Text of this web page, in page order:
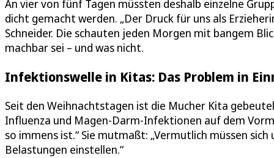
An vier von fünf Tagen müssten deshalb einzelne
dicht gemacht werden. „Der Druck für uns als
Schneider. Die schauten jeden Morgen mit bangem
machbar sei – und was nicht.
Infektionswelle in Kitas: Das Problem in
Seit den Weihnachtstagen ist die Mucher Kita
Influenza und Magen-Darm-Infektionen auf dem
so immens ist.“ Sie mutmaßt: „Vermutlich müssen
Belastungen einstellen.“